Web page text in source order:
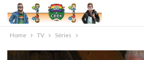
Home TV Séries